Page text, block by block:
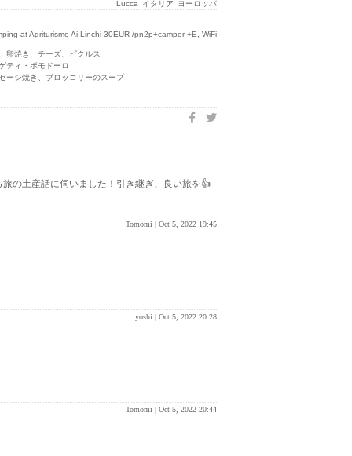
Lucca イタリア ヨーロッパ
at Agriturismo Ai Linchi 30EUR /pn2p+camper +E, WiFi
焼き、チーズ、ピクルス
ィ・ポモドーロ
ジ焼き、ブロッコリーのスープ
の土産話に伺いました！引き継ぎ、良い旅を👍
Tomomi | Oct 5, 2022 19:45
yoshi | Oct 5, 2022 20:28
Tomomi | Oct 5, 2022 20:44